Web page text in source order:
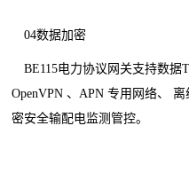
04数据加密
BE115电力协议网关支持数据
OpenVPN 、APN 专用网络、
密安全输配电监测管控。